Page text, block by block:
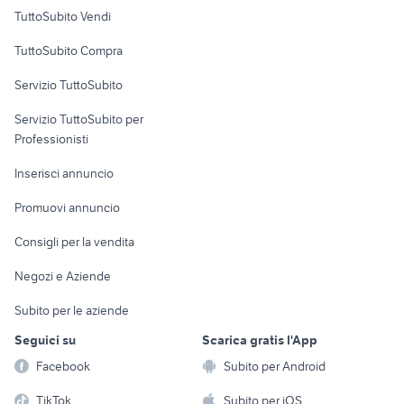
Informatica
Console e
Fotografia
Telefonia
Biciclette
TuttoSubito Vendi
TuttoSubito Compra
Servizio TuttoSubito
Servizio TuttoSubito per
Professionisti
Inserisci annuncio
Promuovi annuncio
Consigli per la vendita
Negozi e Aziende
Subito per le aziende
Seguici su
Facebook
TikTok
Scarica gratis l'App
Subito per Android
Subito per iOS